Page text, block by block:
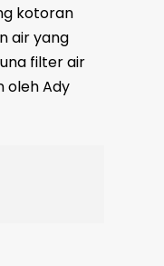
kotoran
air yang
filter air
oleh Ady